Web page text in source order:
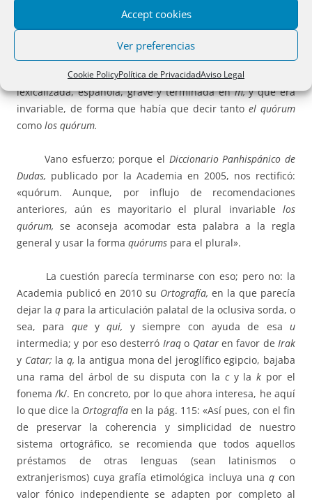
Accept cookies
Ver preferencias
Cookie PolicyPolítica de PrivacidadAviso Legal
genitivo plural de qui, quae, quod.
las de Derecho y tomar contacto con las juntas de la
propiedad horizontal y las de las sociedades mercantiles
apareció un nuevoquórum,y no sin dificultad tuvimos que
aprender que se escribía con acento, como palabra
lexicalizada, española, grave y terminada enm,y que era
invariable, de forma que había que decir tantoel quórum
como los quórum.
Vano esfuerzo; porque el Diccionario Panhispánico de
Dudas, publicado por la Academia en 2005, nos rectificó:
«quórum. Aunque, por influjo de recomendaciones
anteriores, aún es mayoritario el plural invariable los
quórum, se aconseja acomodar esta palabra a la regla
general y usar la forma quórums para el plural».
La cuestión parecía terminarse con eso; pero no: la
Academia publicó en 2010 su Ortografía, en la que parecía
dejar la q para la articulación palatal de la oclusiva sorda, o
sea, para queyqui, y siempre con ayuda de esau
intermedia; y por eso desterró Iraqo Qataren favor deIrak
y Catar; la q, la antigua mona del jeroglífico egipcio, bajaba
una rama del árbol de su disputa con la cy lak por el
fonema /k/. En concreto, por lo que ahora interesa, he aquí
lo que dice la Ortografía en la pág. 115: «Así pues, con el fin
de preservar la coherencia y simplicidad de nuestro
sistema ortográfico, se recomienda que todos aquellos
préstamos de otras lenguas (sean latinismos o
extranjerismos) cuya grafía etimológica incluya una qcon
valor fónico independiente se adapten por completo al